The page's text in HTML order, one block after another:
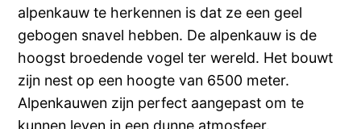
alpenkauw te herkennen is dat ze een geel
gebogen snavel hebben. De alpenkauw is de
hoogst broedende vogel ter wereld. Het bouwt
zijn nest op een hoogte van 6500 meter.
Alpenkauwen zijn perfect aangepast om te
kunnen leven in een dunne atmosfeer.